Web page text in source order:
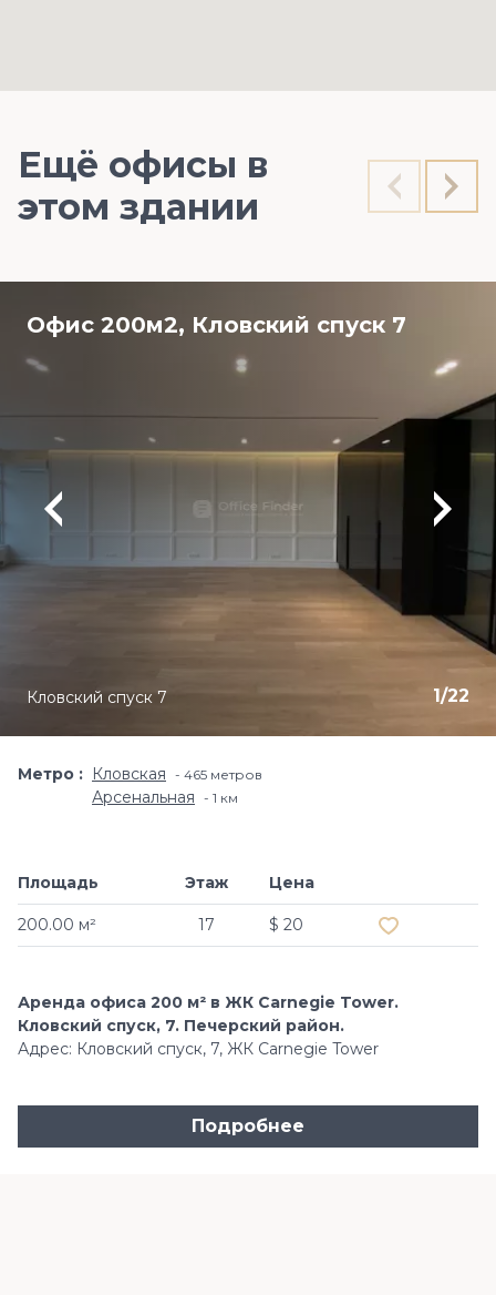
Ещё офисы в
этом здании
Офис 200м2, Кловский спуск 7
1/22
Кловский спуск 7
Метро Кловская 465 метров
Арсенальная 1 км
Площадь
200.00 м²
Этаж
17
Цена
$ 20
Аренда офиса 200 м² в ЖК Carnegie Tower.
Кловский спуск, 7. Печерский район.
Адрес: Кловский спуск, 7, ЖК Carnegie Tower
Подробнее